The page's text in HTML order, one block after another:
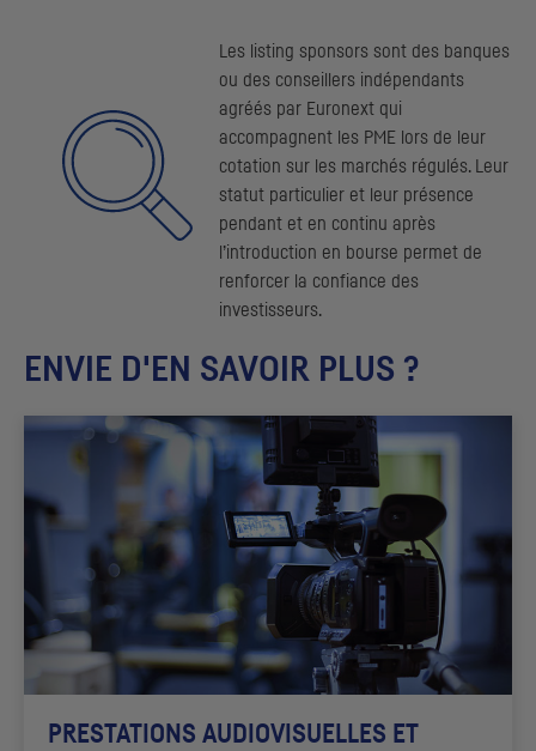
Les listing sponsors sont des banques
ou des conseillers indépendants
agréés par Euronext qui
accompagnent les PME lors de leur
cotation sur les marchés régulés. Leur
statut particulier et leur présence
pendant et en continu après
l’introduction en bourse permet de
renforcer la confiance des
investisseurs.
ENVIE D'EN SAVOIR PLUS ?
PRESTATIONS AUDIOVISUELLES ET